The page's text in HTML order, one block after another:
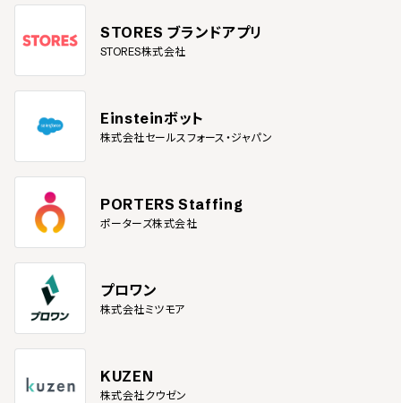
STORES ブランドアプリ
STORES株式会社
Einsteinボット
株式会社セールスフォース・ジャパン
PORTERS Staffing
ポーターズ株式会社
プロワン
株式会社ミツモア
KUZEN
株式会社クウゼン